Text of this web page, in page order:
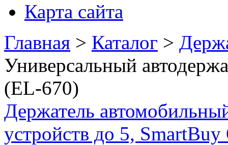
Карта сайта
Главная > Каталог >
Универсальный
(EL-670)
Держатель
устройств до 5,